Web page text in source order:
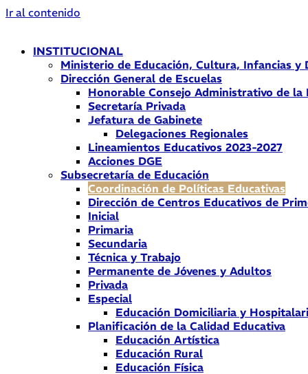
Ir al contenido
INSTITUCIONAL
Ministerio de Educación, Cultura, Infancias y
Dirección General de Escuelas
Honorable Consejo Administrativo de la
Secretaría Privada
Jefatura de Gabinete
Delegaciones Regionales
Lineamientos Educativos 2023-2027
Acciones DGE
Subsecretaría de Educación
Coordinación de Políticas Educativas
Dirección de Centros Educativos de
Inicial
Primaria
Secundaria
Técnica y Trabajo
Permanente de Jóvenes y Adultos
Privada
Especial
Educación Domiciliaria y
Planificación de la Calidad Educativa
Educación Artística
Educación Rural
Educación Física